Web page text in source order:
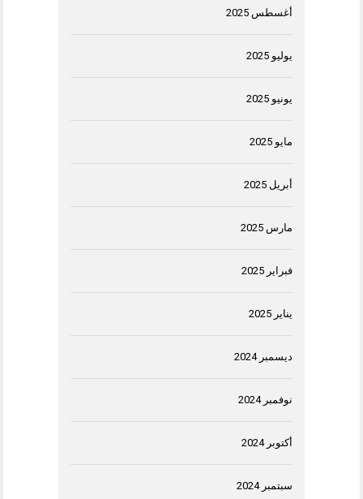
أغسطس 2025
يوليو 2025
يونيو 2025
مايو 2025
أبريل 2025
مارس 2025
فبراير 2025
يناير 2025
ديسمبر 2024
نوفمبر 2024
أكتوبر 2024
سبتمبر 2024